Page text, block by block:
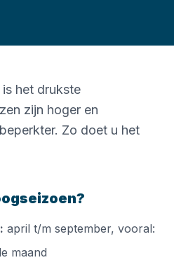
het drukste
zijn hoger en
Zo doet u het
april t/m september, vooral:
maand